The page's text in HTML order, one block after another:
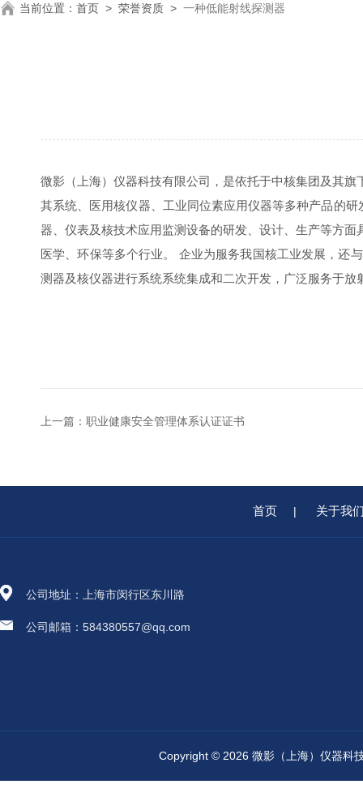
当前位置： 首页 > 荣誉资质 > 一种低能射线探测器
微影（上海）仪器科技有限公司，是依托于中核集团及其
其系统、医用核仪器、工业同位素应用仪器等多种产品的
器、仪表及核技术应用监测设备的研发、设计、生产等方
医学、环保等多个行业。 企业为服务我国核工业发展，还
测器及核仪器进行系统系统集成和二次开发，广泛服务于
上一篇： 职业健康安全管理体系认证证书
首页 | 关于我
公司地址：上海市闵行区东川路
公司邮箱：584380557@qq.com
Copyright © 2026 微影（上海）仪器